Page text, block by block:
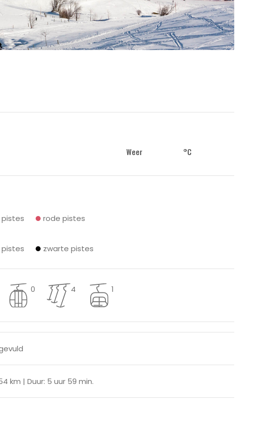
Weer °C
rode pistes
zwarte pistes
0 4 1
km | Duur: 5 uur 59 min.